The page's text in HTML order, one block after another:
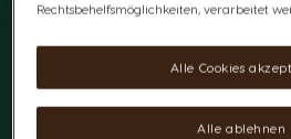
Rechtsbehelfsmöglichkeiten, verarbeitet
Alle ablehnen
Alle Cookies